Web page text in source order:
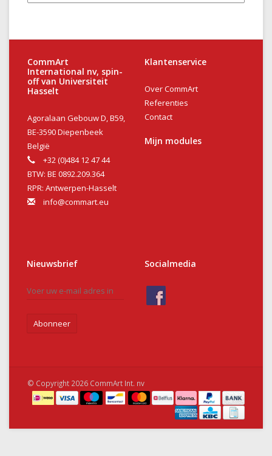
CommArt
International nv, spin-
off van Universiteit
Hasselt
Agoralaan Gebouw D, B59,
BE-3590 Diepenbeek
België
+32 (0)484 12 47 44
BTW: BE 0892.209.364
RPR: Antwerpen-Hasselt
info@commart.eu
Klantenservice
Over CommArt
Referenties
Contact
Mijn modules
Nieuwsbrief
Abonneer
Socialmedia
© Copyright 2026 CommArt Int. nv